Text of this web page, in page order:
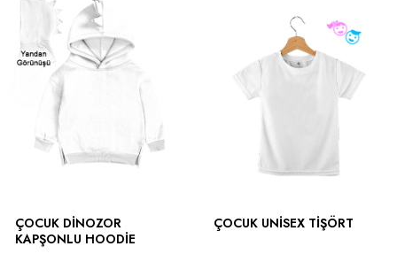
ÇOCUK DINOZOR
KAPŞONLU HOODIE
ÇOCUK UNISEX TIŞÖRT